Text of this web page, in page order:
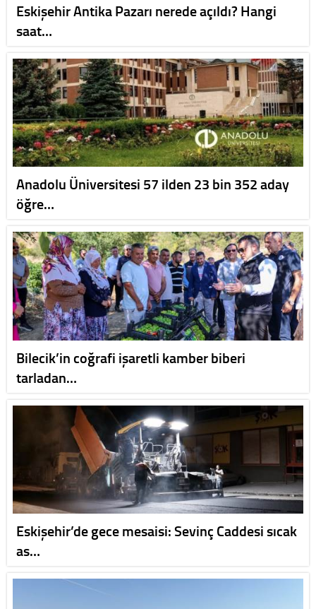
Eskişehir Antika Pazarı nerede açıldı? Hangi
saat…
Anadolu Üniversitesi 57 ilden 23 bin 352 aday
öğre…
Bilecik’in coğrafi işaretli kamber biberi
tarladan…
Eskişehir’de gece mesaisi: Sevinç Caddesi sıcak
as…